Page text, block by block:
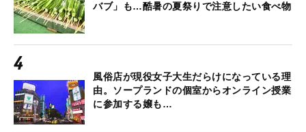
バブ」も…酷暑の夏祭りで注意したい食べ物
風俗店が現役女子大生だらけになっている理
由。ソープランドの個室からオンライン授業
に参加する嬢も…